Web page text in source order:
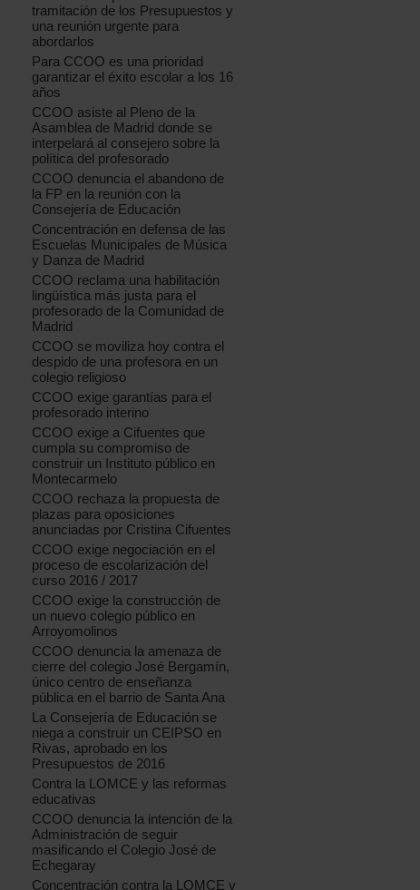
tramitación de los Presupuestos y
una reunión urgente para
abordarlos
Para CCOO es una prioridad
garantizar el éxito escolar a los 16
años
CCOO asiste al Pleno de la
Asamblea de Madrid donde se
interpelará al consejero sobre la
política del profesorado
CCOO denuncia el abandono de
la FP en la reunión con la
Consejería de Educación
Concentración en defensa de las
Escuelas Municipales de Música
y Danza de Madrid
CCOO reclama una habilitación
lingüística más justa para el
profesorado de la Comunidad de
Madrid
CCOO se moviliza hoy contra el
despido de una profesora en un
colegio religioso
CCOO exige garantías para el
profesorado interino
CCOO exige a Cifuentes que
cumpla su compromiso de
construir un Instituto público en
Montecarmelo
CCOO rechaza la propuesta de
plazas para oposiciones
anunciadas por Cristina Cifuentes
CCOO exige negociación en el
proceso de escolarización del
curso 2016 / 2017
CCOO exige la construcción de
un nuevo colegio público en
Arroyomolinos
CCOO denuncia la amenaza de
cierre del colegio José Bergamín,
único centro de enseñanza
pública en el barrio de Santa Ana
La Consejería de Educación se
niega a construir un CEIPSO en
Rivas, aprobado en los
Presupuestos de 2016
Contra la LOMCE y las reformas
educativas
CCOO denuncia la intención de la
Administración de seguir
masificando el Colegio José de
Echegaray
Concentración contra la LOMCE y